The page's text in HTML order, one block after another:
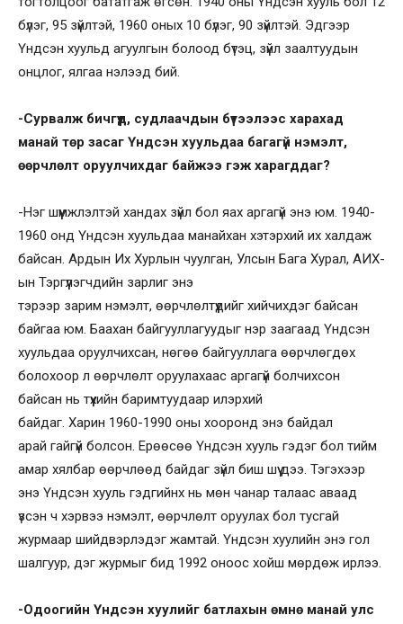
бүлэг, 95 зүйлтэй, 1960 оных 10 бүлэг, 90 зүйлтэй. Эдгээр
Үндсэн хуульд агуулгын болоод бүтэц, зүйл заалтуудын
онцлог, ялгаа нэлээд бий.
-Сурвалж бичгүүд, судлаачдын бүтээлээс харахад
манай төр засаг Үндсэн хуульдаа багагүй нэмэлт,
өөрчлөлт оруулчихдаг байжээ гэж харагддаг?
-Нэг шүүмжлэлтэй хандах зүйл бол яах аргагүй энэ юм. 1940-
1960 онд Үндсэн хуульдаа манайхан хэтэрхий их халдаж
байсан. Ардын Их Хурлын чуулган, Улсын Бага Хурал, АИХ-
ын Тэргүүлэгчдийн зарлиг энэ
тэрээр зарим нэмэлт, өөрчлөлтүүдийг хийчихдэг байсан
байгаа юм. Баахан байгууллагуудыг нэр заагаад Үндсэн
хуульдаа оруулчихсан, нөгөө байгууллага өөрчлөгдөх
болохоор л өөрчлөлт оруулахаас аргагүй болчихсон
байсан нь түүхийн баримтуудаар илэрхий
байдаг. Харин 1960-1990 оны хооронд энэ байдал
арай гайгүй болсон. Ерөөсөө Үндсэн хууль гэдэг бол тийм
амар хялбар өөрчлөөд байдаг зүйл биш шүү дээ. Тэгэхээр
энэ Үндсэн хууль гэдгийнх нь мөн чанар талаас аваад
үзсэн ч хэрвээ нэмэлт, өөрчлөлт оруулах бол тусгай
журмаар шийдвэрлэдэг жамтай. Үндсэн хуулийн энэ гол
шалгуур, дэг журмыг бид 1992 оноос хойш мөрдөж ирлээ.
-Одоогийн Үндсэн хуулийг батлахын өмнө манай улс